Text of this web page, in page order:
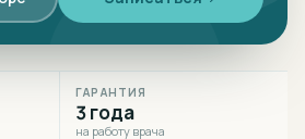
ГАРАНТИЯ
3 года
на работу врача